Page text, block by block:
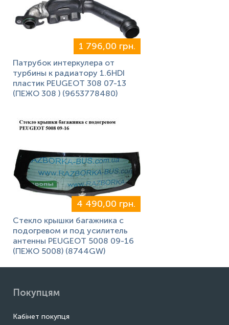
1 796,00 грн.
Патрубок интеркулера от
турбины к радиатору 1.6HDI
пластик PEUGEOT 308 07-13
(ПЕЖО 308 ) (9653778480)
4 490,00 грн.
Стекло крышки багажника с
подогревом и под усилитель
антенны PEUGEOT 5008 09-16
(ПЕЖО 5008) (8744GW)
Покупцям
Кабінет покупця